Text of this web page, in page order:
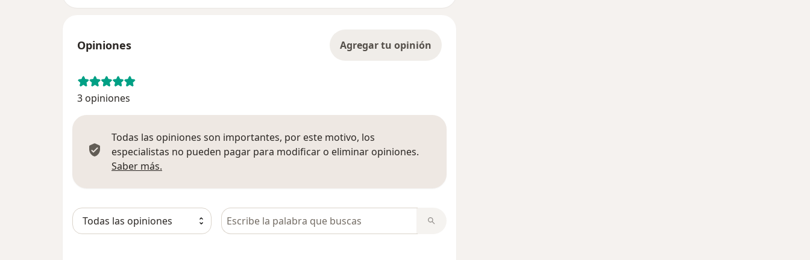
Opiniones Agregar tu opinión
3 opiniones
Todas las opiniones son importantes, por este motivo, los
especialistas no pueden pagar para modificar o eliminar opiniones.
Saber más.
Busca en opiniones